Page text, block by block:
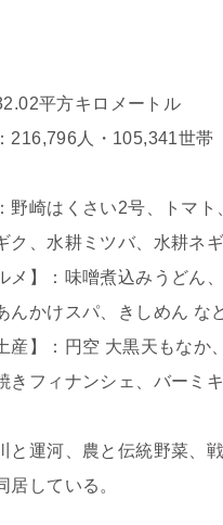
平方キロメートル
216,796人・105,341世帯
野崎はくさい2号、トマト
ク、水耕ミツバ、水耕ネ
メ】：味噌煮込みうどん
んかけスパ、きしめん な
産】：円空 大黒天もなか
きフィナンシェ、バーミ
と運河、農と伝統野菜、
居している。